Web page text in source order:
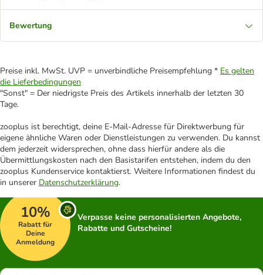
Bewertung
Preise inkl. MwSt. UVP = unverbindliche Preisempfehlung * Es gelten
die Lieferbedingungen
"Sonst" = Der niedrigste Preis des Artikels innerhalb der letzten 30
Tage.
zooplus ist berechtigt, deine E-Mail-Adresse für Direktwerbung für
eigene ähnliche Waren oder Dienstleistungen zu verwenden. Du kannst
dem jederzeit widersprechen, ohne dass hierfür andere als die
Übermittlungskosten nach den Basistarifen entstehen, indem du den
zooplus Kundenservice kontaktierst. Weitere Informationen findest du
in unserer Datenschutzerklärung.
10%
Rabatt für
Deine
Anmeldung
Verpasse keine personalisierten Angebote,
Rabatte und Gutscheine!